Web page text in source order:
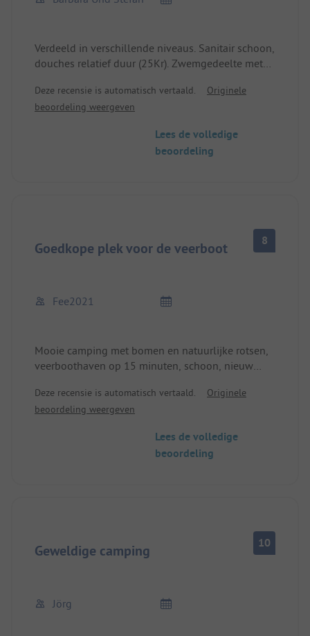
De camping is op zich erg leuk, maar wij komen
Verdeeld in verschillende niveaus. Sanitair schoon,
douches relatief duur (25Kr). Zwemgedeelte met
Deze recensie is automatisch vertaald.
Originele
beoordeling weergeven
Lees de volledige
beoordeling
Goedkope plek voor de veerboot 8
Fee2021
Mooie camping met bomen en natuurlijke rotsen,
veerboothaven op 15 minuten, schoon, nieuw
Deze recensie is automatisch vertaald.
Originele
beoordeling weergeven
Lees de volledige
beoordeling
Geweldige camping 10
Jörg